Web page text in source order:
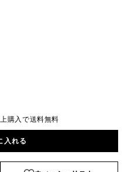
購入で送料無料
入れる